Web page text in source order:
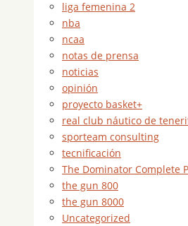
liga femenina 2
nba
ncaa
notas de prensa
noticias
opinión
proyecto basket+
real club náutico de
sporteam consulting
tecnificación
The Dominator Complete
the gun 800
the gun 8000
Uncategorized